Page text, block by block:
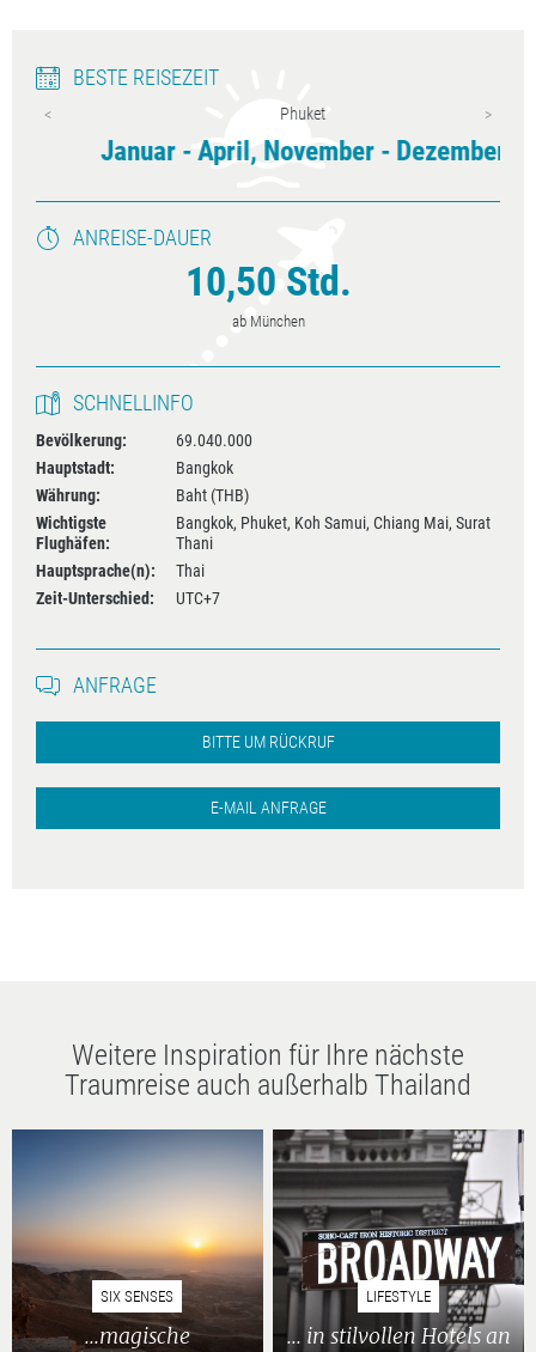
BESTE REISEZEIT
Phuket
Januar - April, November - Dezember
ANREISE-DAUER
10,50 Std.
ab München
SCHNELLINFO
Bevölkerung:
69.040.000
Hauptstadt:
Bangkok
Währung:
Baht (THB)
Wichtigste
Flughäfen:
Bangkok, Phuket, Koh Samui, Chiang Mai, Surat
Thani
Hauptsprache(n):
Thai
Zeit-Unterschied:
UTC+7
ANFRAGE
BITTE UM RÜCKRUF
E-MAIL ANFRAGE
Weitere Inspiration für Ihre nächste
Traumreise auch außerhalb Thailand
SIX SENSES
...magische
LIFESTYLE
... in stilvollen Hotels an